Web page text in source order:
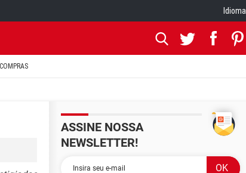
Idioma
ASSINE NOSSA
NEWSLETTER!